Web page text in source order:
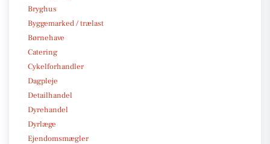
Bryghus
Byggemarked / trælast
Børnehave
Catering
Cykelforhandler
Dagpleje
Detailhandel
Dyrehandel
Dyrlæge
Ejendomsmægler